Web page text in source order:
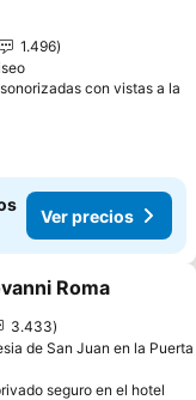
favoritos
1.496
con vistas a la
Ver precios
favoritos
Roma
3.433
de San Juan en la Puerta
seguro en el hotel